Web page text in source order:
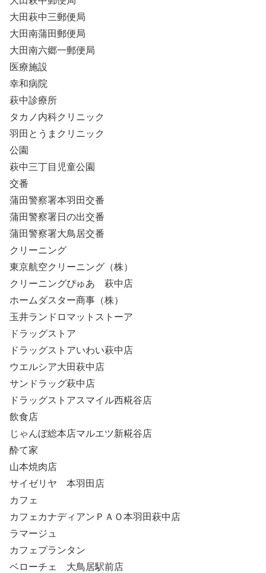
大田萩中三郵便局
大田南蒲田郵便局
大田南六郷一郵便局
医療施設
幸和病院
萩中診療所
タカノ内科クリニック
羽田とうまクリニック
公園
萩中三丁目児童公園
交番
蒲田警察署本羽田交番
蒲田警察署日の出交番
蒲田警察署大鳥居交番
クリーニング
東京航空クリーニング（株）
クリーニングぴゅあ 萩中店
ホームダスター商事（株）
玉井ランドロマットストーア
ドラッグストア
ドラッグストアいわい萩中店
ウエルシア大田萩中店
サンドラッグ萩中店
ドラッグストアスマイル西糀谷店
飲食店
じゃんぼ総本店マルエツ新糀谷店
酔て家
山本焼肉店
サイゼリヤ 本羽田店
カフェ
カフェカナディアンＰＡＯ本羽田萩中店
ラマージュ
カフェプランタン
ベローチェ 大鳥居駅前店